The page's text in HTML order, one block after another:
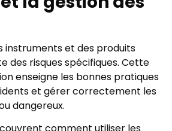
instruments et des produits
des risques spécifiques. Cette
enseigne les bonnes pratiques
et gérer correctement les
dangereux.